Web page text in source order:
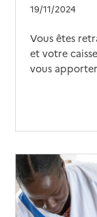
19/11/2024
Vous êtes
et votre
vous